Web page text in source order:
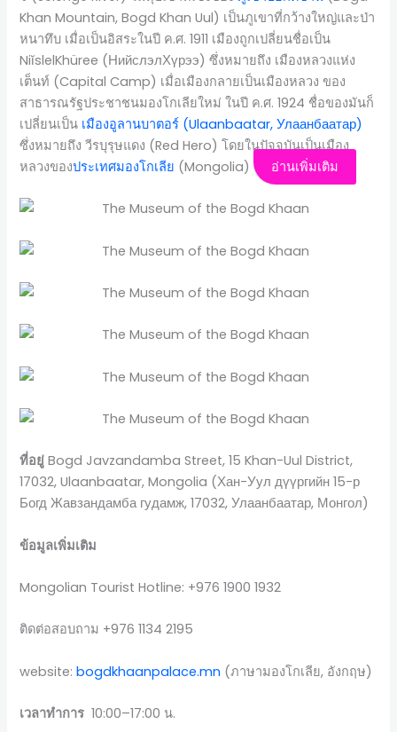
Khan Mountain, Bogd Khan Uul) เป็นภูเขาที่กว้างใหญ่และป่า
หนาทึบ เมื่อเป็นอิสระในปี ค.ศ. 1911 เมืองถูกเปลี่ยนชื่อเป็น
NiĭslelKhüree (НийслэлХүрээ) ซึ่งหมายถึง เมืองหลวงแห่ง
เต็นท์ (Capital Camp) เมื่อเมืองกลายเป็นเมืองหลวง ของ
สาธารณรัฐประชาชนมองโกเลียใหม่ ในปี ค.ศ. 1924 ชื่อของมันก็
เปลี่ยนเป็น เมืองอูลานบาตอร์ (Ulaanbaatar, Улаанбаатар)
ซึ่งหมายถึง วีรบุรุษแดง (Red Hero) โดยในปัจจุบันเป็นเมือง
หลวงของประเทศมองโกเลีย (Mongolia) อ่านเพิ่มเติม
ที่อยู่ Bogd Javzandamba Street, 15 Khan-Uul District,
17032, Ulaanbaatar, Mongolia (Хан-Уул дүүргийн 15-р
Богд Жавзандамба гудамж, 17032, Улаанбаатар, Монгол)
ข้อมูลเพิ่มเติม
Mongolian Tourist Hotline: +976 1900 1932
ติดต่อสอบถาม +976 1134 2195
website:bogdkhaanpalace.mn (ภาษามองโกเลีย, อังกฤษ)
เวลาทำการ 10:00–17:00 น.